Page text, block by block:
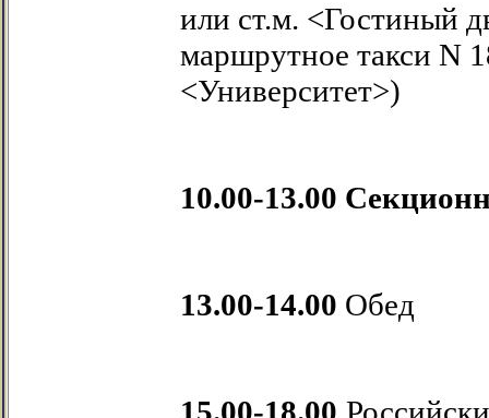
или ст.м. <Гостиный
маршрутное такси N
<Университет>)
10.00-13.00
13.00-14.00 Обед